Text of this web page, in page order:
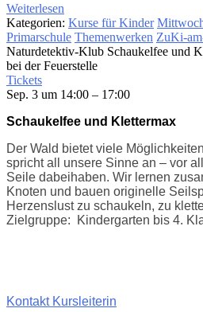
Weiterlesen
Kategorien: Kurse für Kinder
Primarschule Themenwerken ZuKi-
Naturdetektiv-Klub Schaukelfee und
bei der Feuerstelle
Tickets
Sep. 3 um 14:00 – 17:00
Schaukelfee und Klettermax
Der Wald bietet viele
spricht all unsere Sinne an – vor
Seile dabeihaben. Wir lernen
Knoten und bauen originelle
Herzenslust zu schaukeln, zu
Zielgruppe: Kindergarten bis 4.
Kontakt Kursleiterin